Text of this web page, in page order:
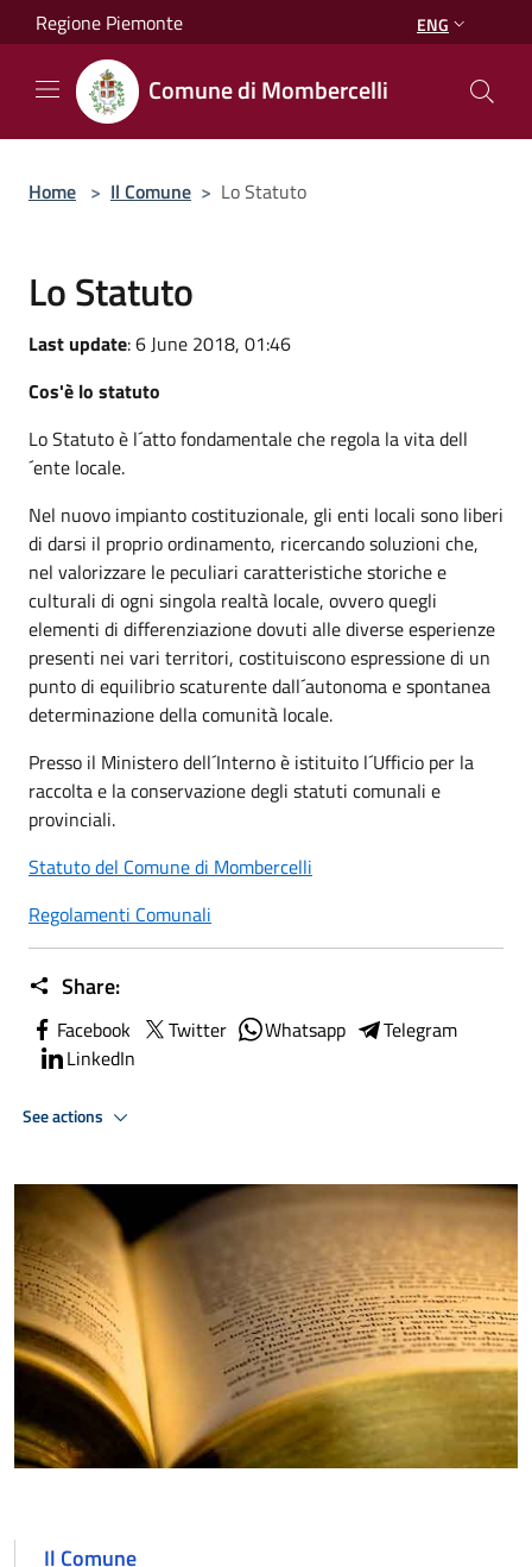
Salta al contenuto principale
Regione Piemonte ENG
Comune di Mombercelli
Home > Il Comune > Lo Statuto
Lo Statuto
Last update: 6 June 2018, 01:46
Cos'è lo statuto
Lo Statuto è l´atto fondamentale che regola la vita dell
´ente locale.
Nel nuovo impianto costituzionale, gli enti locali sono liberi
di darsi il proprio ordinamento, ricercando soluzioni che,
nel valorizzare le peculiari caratteristiche storiche e
culturali di ogni singola realtà locale, ovvero quegli
elementi di differenziazione dovuti alle diverse esperienze
presenti nei vari territori, costituiscono espressione di un
punto di equilibrio scaturente dall´autonoma e spontanea
determinazione della comunità locale.
Presso il Ministero dell´Interno è istituito l´Ufficio per la
raccolta e la conservazione degli statuti comunali e
provinciali.
Statuto del Comune di Mombercelli
Regolamenti Comunali
Share:
Facebook Twitter Whatsapp
Telegram
LinkedIn
See actions
Il Comune